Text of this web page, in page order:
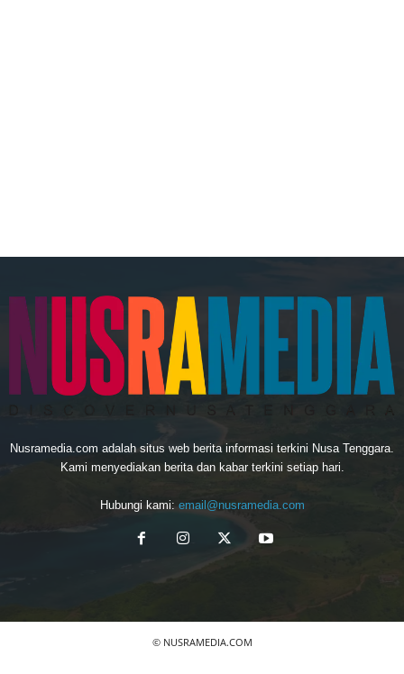
Nusramedia.com adalah situs web berita informasi terkini Nusa Tenggara.
Kami menyediakan berita dan kabar terkini setiap hari.
Hubungi kami: email@nusramedia.com
© NUSRAMEDIA.COM